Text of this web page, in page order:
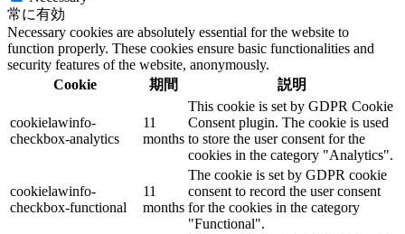
常に有効
Necessary cookies are absolutely essential for the website to
function properly. These cookies ensure basic functionalities and
security features of the website, anonymously.
Cookie
期間 説明
cookielawinfo-
checkbox-analytics
11
months
This cookie is set by GDPR Cookie
Consent plugin. The cookie is used
to store the user consent for the
cookies in the category "Analytics".
cookielawinfo-
checkbox-functional
11
months
The cookie is set by GDPR cookie
consent to record the user consent
for the cookies in the category
"Functional".